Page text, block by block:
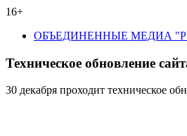
16+
ОБЪЕДИНЕННЫЕ МЕДИА
Техническое обновление
30 декабря проходит техническое